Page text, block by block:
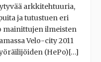
arkkitehtuuria,
ja tutustuen eri
mainittujen ilmeisten
Velo-city 2011
(HePo)[…]